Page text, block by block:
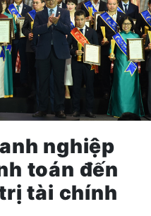
nghiệp
toán đến
tài chính